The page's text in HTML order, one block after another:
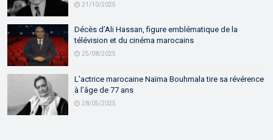
21/10/2025
Décès d’Ali Hassan, figure emblématique de la
télévision et du cinéma marocains
25/08/2025
L’actrice marocaine Naïma Bouhmala tire sa révérence
à l’âge de 77 ans
28/05/2025